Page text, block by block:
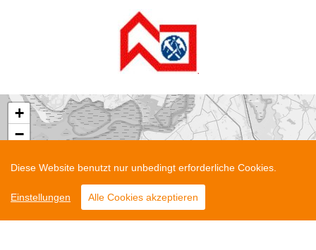
+
−
Diese Website benutzt nur unbedingt erforderliche Cookies.
Einstellungen Alle Cookies akzeptieren